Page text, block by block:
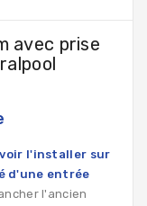
avec prise
l'installer sur
d'une entrée
l'ancien